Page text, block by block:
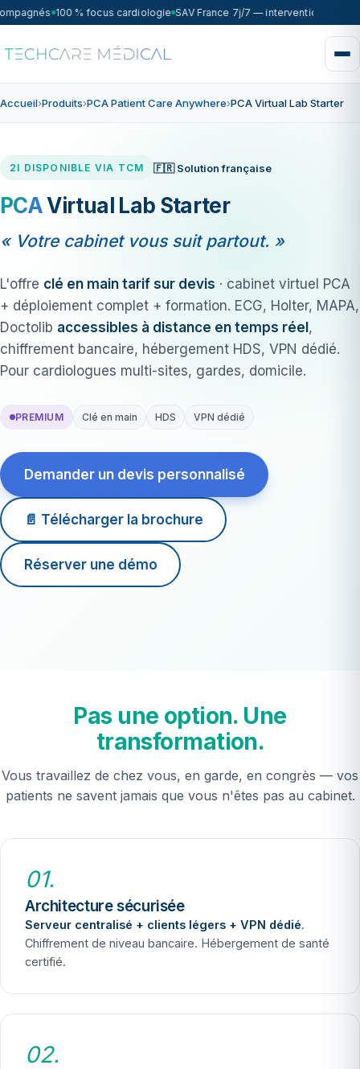
100 % focus cardiologie SAV France 7j/7 — intervention sous
Accueil›Produits›PCA Patient Care Anywhere›PCA Virtual Lab Starter
2I DISPONIBLE VIA TCM 🇫🇷 Solution française
PCAVirtual Lab Starter
« Votre cabinet vous suit partout. »
L'offre clé en main tarif sur devis · cabinet virtuel PCA
+ déploiement complet + formation. ECG, Holter, MAPA,
Doctolib accessibles à distance en temps réel ,
chiffrement bancaire, hébergement HDS, VPN dédié.
Pour cardiologues multi-sites, gardes, domicile.
PREMIUM Clé en main HDS VPN dédié
Demander un devis personnalisé
📄 Télécharger la brochure
Réserver une démo
2-4 sem
déploiement
Pas une option. Une
transformation.
Vous travaillez de chez vous, en garde, en congrès — vos
patients ne savent jamais que vous n'êtes pas au cabinet.
01.
Architecture sécurisée
Serveur centralisé + clients légers + VPN dédié.
Chiffrement de niveau bancaire. Hébergement de santé
certifié.
02.